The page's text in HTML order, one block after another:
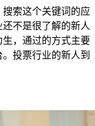
索这个关键词的应
不是很了解的新人
，通过的方式主要
投票行业的新人到